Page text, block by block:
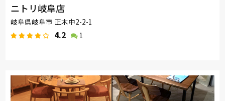
ニトリ岐阜店
岐阜県岐阜市 正木中2-2-1
4.2 1